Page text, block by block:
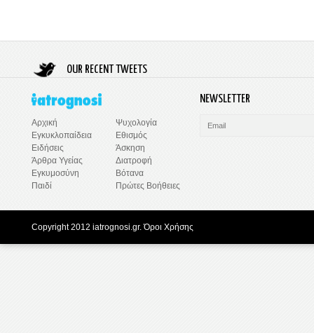
OUR RECENT TWEETS
Αρχική
Εγκυκλοπαίδεια
Ειδήσεις
Άρθρα Υγείας
Εγκυμοσύνη
Παιδί
Ψυχολογία
Εθισμός
Άσκηση
Διατροφή
Βότανα
Πρώτες Βοήθειες
NEWSLETTER
Copyright 2012 iatrognosi.gr.Όροι Χρήσης